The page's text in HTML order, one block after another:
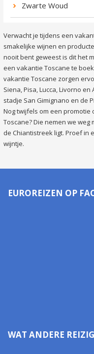
Zwarte Woud
Verwacht je tijdens een
smakelijke wijnen en
nooit bent geweest is dit het
een vakantie Toscane te
vakantie Toscane zorgen
Siena, Pisa, Lucca, Livorno
stadje San Gimignano en de
Nog twijfels om een
Toscane? Die nemen we
de Chiantistreek ligt. Proef in
wijntje.
EUROREIZEN OP
WAT ANDERE